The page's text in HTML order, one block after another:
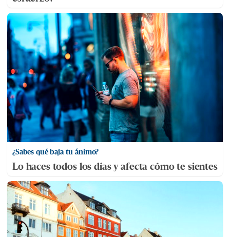
¿Sabes qué baja tu ánimo?
Lo haces todos los días y afecta cómo te sientes